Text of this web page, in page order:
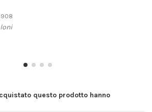
questo prodotto hanno